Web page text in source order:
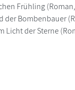
Frühling
der Bombenbauer
Licht der Sterne